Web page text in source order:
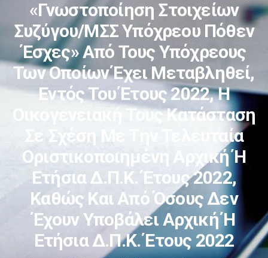
«Γνωστοποίηση Στοιχείων
Συζύγου/ΜΣΣ Υπόχρεου Πόθεν
Έσχες» Από Τους Υπόχρεους
Των Οποίων Έχει Μεταβληθεί,
Εντός Του Έτους 2022, Η
Οικογενειακή Τους Κατάσταση
Σε Σχέση Με Την Τελευταία
Οριστικοποιημένη Αρχική Ή
Ετήσια Δ.Π.Κ. Έτους 2022,
Καθώς Και Από Όσους Δεν
Έχουν Υποβάλει Αρχική Ή
Ετήσια Δ.Π.Κ. Έτους 2022